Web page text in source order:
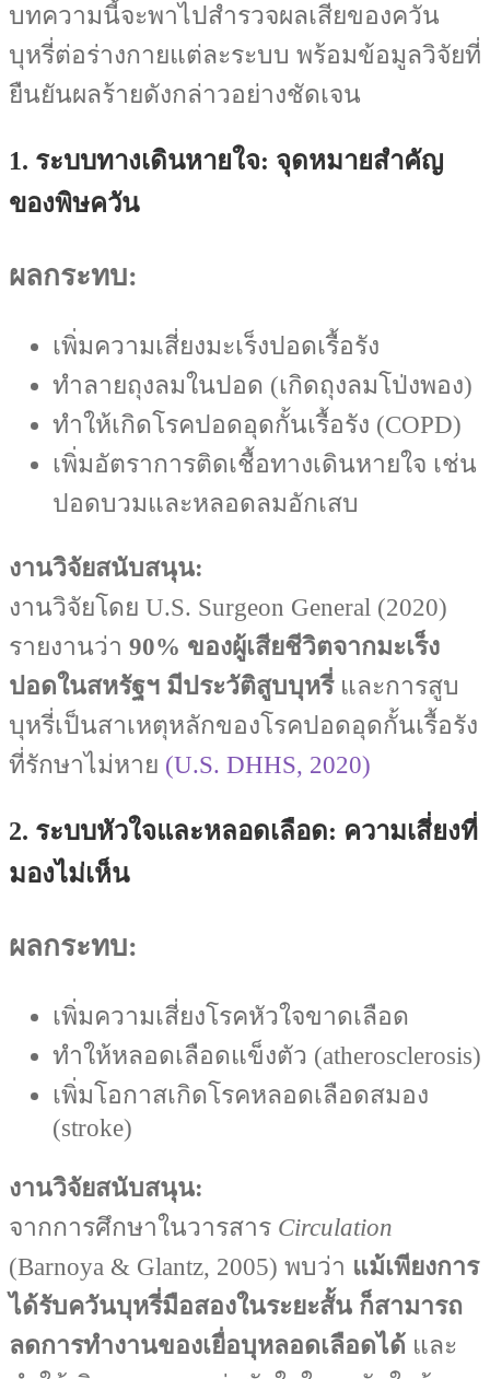
บทความนี้จะพาไปสำรวจผลเสียของควัน
บุหรี่ต่อร่างกายแต่ละระบบ พร้อมข้อมูลวิจัยที่
ยืนยันผลร้ายดังกล่าวอย่างชัดเจน
1. ระบบทางเดินหายใจ: จุดหมายสำคัญ
ของพิษควัน
ผลกระทบ:
เพิ่มความเสี่ยงมะเร็งปอดเรื้อรัง
ทำลายถุงลมในปอด (เกิดถุงลมโป่งพอง)
ทำให้เกิดโรคปอดอุดกั้นเรื้อรัง (COPD)
เพิ่มอัตราการติดเชื้อทางเดินหายใจ เช่น
ปอดบวมและหลอดลมอักเสบ
งานวิจัยสนับสนุน:
งานวิจัยโดย U.S. Surgeon General (2020)
รายงานว่า 90% ของผู้เสียชีวิตจากมะเร็ง
ปอดในสหรัฐฯ มีประวัติสูบบุหรี่และการสูบ
บุหรี่เป็นสาเหตุหลักของโรคปอดอุดกั้นเรื้อรัง
ที่รักษาไม่หาย (U.S. DHHS, 2020)
2. ระบบหัวใจและหลอดเลือด: ความเสี่ยงที่
มองไม่เห็น
ผลกระทบ:
เพิ่มความเสี่ยงโรคหัวใจขาดเลือด
ทำให้หลอดเลือดแข็งตัว (atherosclerosis)
เพิ่มโอกาสเกิดโรคหลอดเลือดสมอง
(stroke)
งานวิจัยสนับสนุน:
จากการศึกษาในวารสาร Circulation
(Barnoya & Glantz, 2005) พบว่า แม้เพียงการ
ได้รับควันบุหรี่มือสองในระยะสั้น ก็สามารถ
ลดการทำงานของเยื่อบุหลอดเลือดได้ และ